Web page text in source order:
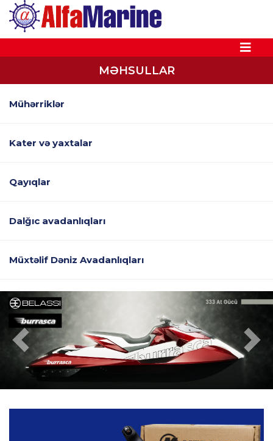
MƏHSULLAR
Mühərriklər
Kater və yaxtalar
Qayıqlar
Dalğıc avadanlıqları
Müxtəlif Dəniz Avadanlıqları
Aksesuarlar
Previous